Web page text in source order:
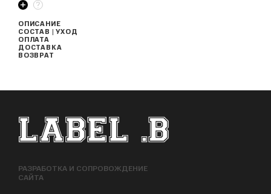
ОПИСАНИЕ
СОСТАВ | УХОД
ОПЛАТА
ДОСТАВКА
ВОЗВРАТ
ФУТЕР САЙТА
РАЗРАБОТКА И СОПРОВОЖДЕНИЕ
САЙТА